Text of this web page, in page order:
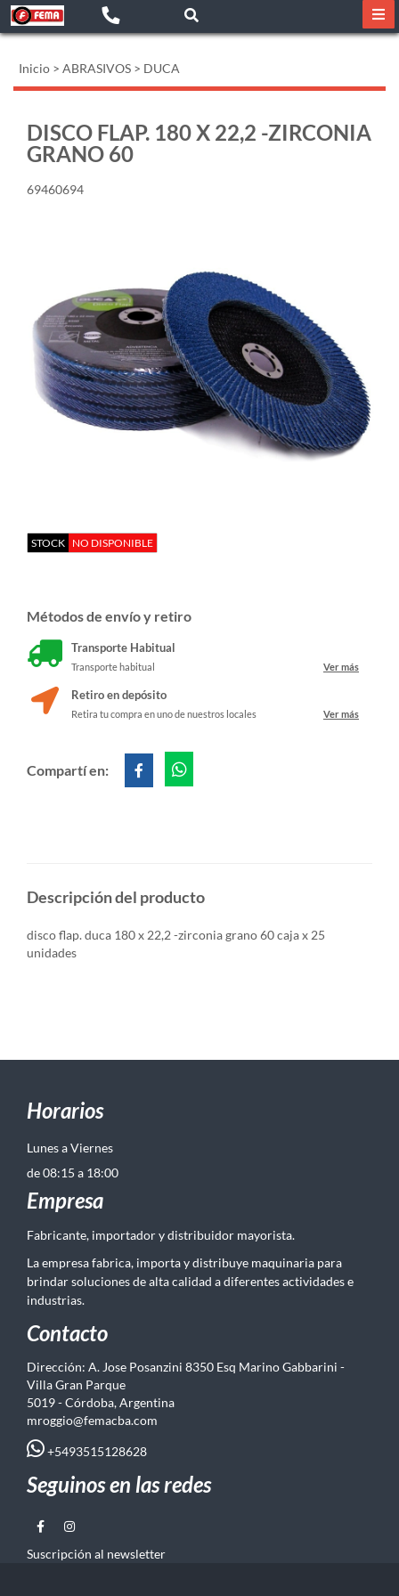
Inicio > ABRASIVOS > DUCA
DISCO FLAP. 180 X 22,2 -ZIRCONIA
GRANO 60
69460694
STOCK NO DISPONIBLE
Métodos de envío y retiro
Transporte Habitual
Transporte habitual Ver más
Retiro en depósito
Retira tu compra en uno de nuestros locales Ver más
Compartí en:
Descripción del producto
disco flap. duca 180 x 22,2 -zirconia grano 60 caja x 25
unidades
Horarios
Lunes a Viernes
de 08:15 a 18:00
Empresa
Fabricante, importador y distribuidor mayorista.
La empresa fabrica, importa y distribuye maquinaria para
brindar soluciones de alta calidad a diferentes actividades e
industrias.
Contacto
Dirección: A. Jose Posanzini 8350 Esq Marino Gabbarini -
Villa Gran Parque
5019 - Córdoba, Argentina
mroggio@femacba.com
+5493515128628
Seguinos en las redes
Suscripción al newsletter